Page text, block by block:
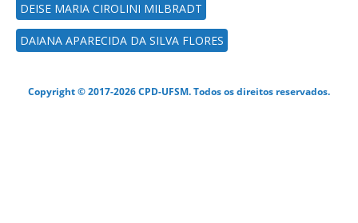
DEISE MARIA CIROLINI MILBRADT
DAIANA APARECIDA DA SILVA FLORES
Copyright © 2017-2026 CPD-UFSM. Todos os direitos reservados.